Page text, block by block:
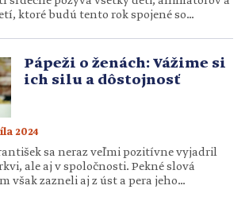
ktoré budú tento rok spojené so
v Rajeckej Lesnej, v Levoči a v
18. mája sa uskutoční Púť […]
Pápeži o ženách: Vážime si
ich silu a dôstojnosť
2024
sa neraz veľmi pozitívne vyjadril
ale aj v spoločnosti. Pekné slová
však zazneli aj z úst a pera jeho